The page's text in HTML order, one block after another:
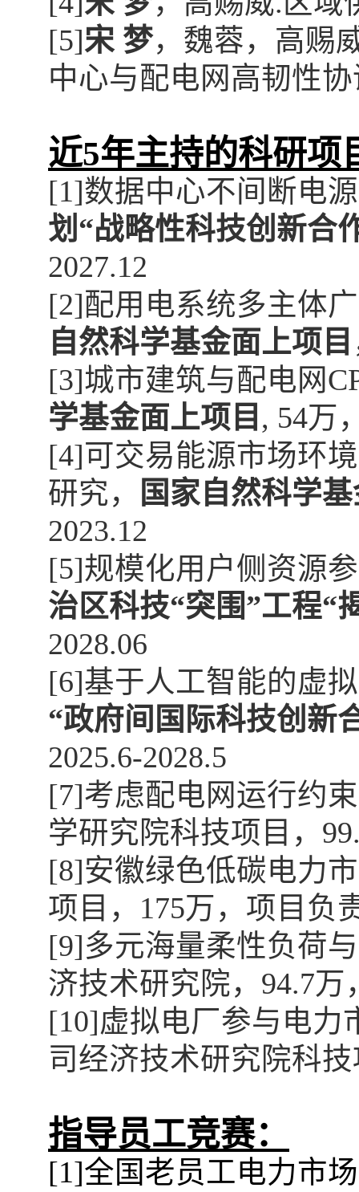
[5]宋 梦， 魏蓉， 高赐
中心与配电网高韧性
近5年主持的科研项
[1]数据中心不间断电
划“战略性科技创新合
2027.12
[2]配用电系统多主体
自然科学基金面上项目
[3]城市建筑与配电网
学基金面上项目 , 54万
[4]可交易能源市场环
研究，
国家自然科学
2023.12
[5]规模化用户侧资源
治区科技“突围”工程“
2028.06
[6]基于人工智能的虚
“政府间国际科技创新
2025.6-2028.5
[7]考虑配电网运行约
学研究院科技项目，
[8]安徽绿色低碳电力
项目， 175万，项目负
[9]多元海量柔性负荷
济技术研究院， 94.7万
[10]虚拟电厂参与电力
司经济技术研究院科
指导员工竞赛：
[1]全国老员工电力市